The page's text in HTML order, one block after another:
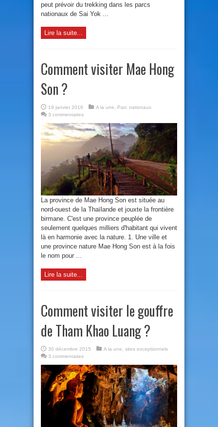
peut prévoir du trekking dans les parcs
nationaux de Sai Yok ...
Lire la suite...
Comment visiter Mae Hong
Son ?
19 janvier 2016 A la une
Parc nationaux
3 commentaires
La province de Mae Hong Son est située au
nord-ouest de la Thaïlande et jouxte la frontière
birmane. C'est une province peuplée de
seulement quelques milliers d'habitant qui vivent
là en harmonie avec la nature. 1. Une ville et
une province nature Mae Hong Son est à la fois
le nom pour ...
Lire la suite...
Comment visiter le gouffre
de Tham Khao Luang ?
30 décembre 2015 A la une, sites exceptionnels
3 commentaires